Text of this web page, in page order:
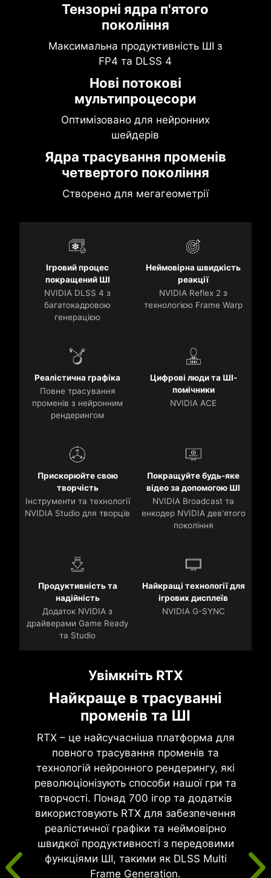
Тензорні ядра п'ятого
покоління
Максимальна продуктивність ШІ з
FP4 та DLSS 4
Нові потокові
мультипроцесори
Оптимізовано для нейронних
шейдерів
Ядра трасування променів
четвертого покоління
Створено для мегагеометрії
Ігровий процес
покращений ШІ
NVIDIA DLSS 4 з
багатокадровою
генерацією
Неймовірна швидкість
реакції
NVIDIA Reflex 2 з
технологією Frame Warp
Реалістична графіка
Повне трасування
променів з нейронним
рендерингом
Цифрові люди та ШІ-
помічники
NVIDIA ACE
Прискорюйте свою
творчість
Інструменти та технології
NVIDIA Studio для творців
Покращуйте будь-яке
відео за допомогою ШІ
NVIDIA Broadcast та
енкодер NVIDIA дев'ятого
покоління
Продуктивність та
надійність
Додаток NVIDIA з
драйверами Game Ready
та Studio
Найкращі технології для
ігрових дисплеїв
NVIDIA G-SYNC
Увімкніть RTX
Найкраще в трасуванні
променів та ШІ
RTX – це найсучасніша платформа для
повного трасування променів та
технологій нейронного рендерингу, які
революціонізують способи нашої гри та
творчості. Понад 700 ігор та додатків
використовують RTX для забезпечення
реалістичної графіки та неймовірно
швидкої продуктивності з передовими
функціями ШІ, такими як DLSS Multi
Frame Generation.